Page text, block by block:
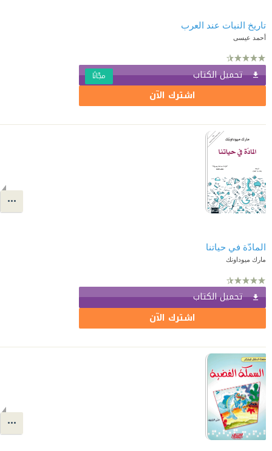
تاريخ النبات عند العرب
أحمد عيسى
تحميل الكتاب مجّانًا
اشترك الآن
المادّة في حياتنا
مارك ميوداونك
تحميل الكتاب
اشترك الآن